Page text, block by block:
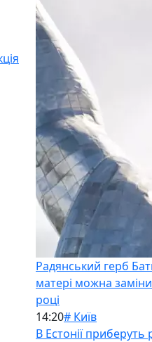
Радянський герб
матері можна
році
14:20# Київ
В Естонії приберуть